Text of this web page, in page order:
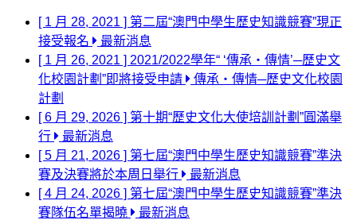
[ 1 月 28, 2021 ] 第二屆“澳門中學生歷史知識競賽”現正
接受報名
最新消息
[ 1 月 26, 2021 ] 2021/2022學年“ ‘傳承‧傳情’─歷史文
化校園計劃”即將接受申請
傳承‧傳情─歷史文化校園
計劃
[ 6 月 29, 2026 ] 第十期“歷史文化大使培訓計劃”圓滿舉
行
最新消息
[ 5 月 21, 2026 ] 第七屆“澳門中學生歷史知識競賽”準決
賽及決賽將於本周日舉行
最新消息
[ 4 月 24, 2026 ] 第七屆“澳門中學生歷史知識競賽”準決
賽隊伍名單揭曉
最新消息